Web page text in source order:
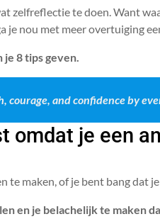
zelfreflectie te doen. Want
je nou met meer overtuiging
je 8 tips geven.
courage, and confidence by
omdat je een
te maken, of je bent bang dat
en je belachelijk te maken